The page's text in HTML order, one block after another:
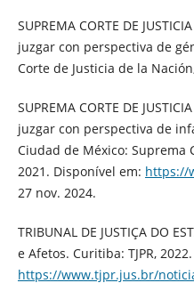
SUPREMA CORTE DE
juzgar con perspectiva de
Corte de Justicia de la
SUPREMA CORTE DE
juzgar con perspectiva de
Ciudad de México: Suprema
2021. Disponível em: https://
27 nov. 2024.
TRIBUNAL DE JUSTIÇA DO
e Afetos. Curitiba: TJPR,
https://www.tjpr.jus.br/